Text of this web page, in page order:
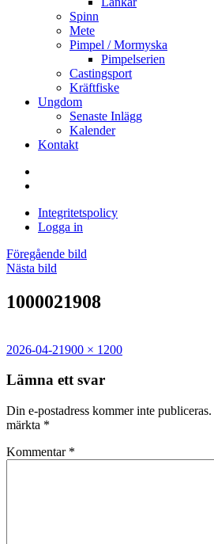
Spinn
Mete
Pimpel / Mormyska
Pimpelserien
Castingsport
Kräftfiske
Ungdom
Senaste Inlägg
Kalender
Kontakt
Sandasjön
Integritetspolicy
Logga in
Föregående bild
Nästa bild
1000021908
Postat
2026-04-21Full
900 × 1200
Lämna ett svar
Din e-postadress kommer inte publiceras.
märkta *
Kommentar *